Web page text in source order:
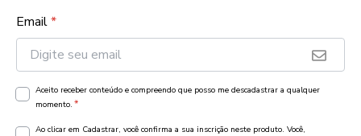
Email*
Aceito receber conteúdo e compreendo que posso me descadastrar a qualquer
momento. *
Ao clicar em Cadastrar, você confirma a sua inscrição neste produto. Você,